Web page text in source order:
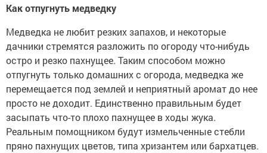
Как отпугнуть медведку
Медведка не любит резких запахов, и некоторые
дачники стремятся разложить по огороду что-нибудь
остро и резко пахнущее. Таким способом можно
отпугнуть только домашних с огорода, медведка же
перемещается под землей и неприятный аромат до нее
просто не доходит. Единственно правильным будет
засыпать что-то плохо пахнущее в ходы жука.
Реальным помощником будут измельченные стебли
пряно пахнущих цветов, типа хризантем или бархатцев.